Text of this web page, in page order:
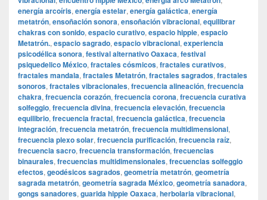
energía arcoíris, energía estelar, energía galáctica, energía
metatrón, ensoñación sonora, ensoñación vibracional, equilibrar
chakras con sonido, espacio curativo, espacio hippie, espacio
Metatrón., espacio sagrado, espacio vibracional, experiencia
psicodélica sonora, festival alternativo Oaxaca, festival
psiquedelico México, fractales cósmicos, fractales curativos,
fractales mandala, fractales Metatrón, fractales sagrados, fractales
sonoros, fractales vibracionales, frecuencia alineación, frecuencia
chakra, frecuencia corazón, frecuencia corona, frecuencia curativa
solfeggio, frecuencia divina, frecuencia elevación, frecuencia
equilibrio, frecuencia fractal, frecuencia galáctica, frecuencia
integración, frecuencia metatrón, frecuencia multidimensional,
frecuencia plexo solar, frecuencia purificación, frecuencia raíz,
frecuencia sacro, frecuencia transformación, frecuencias
binaurales, frecuencias multidimensionales, frecuencias solfeggio
efectos, geodésicos sagrados, geometría metatrón, geometría
sagrada metatrón, geometría sagrada México, geometría sanadora,
gongs sanadores, guarida hippie Oaxaca, herbolaria vibracional,